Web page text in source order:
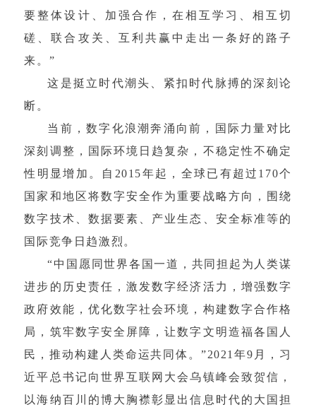
要整体设计、加强合作，在相互学习、相互切
磋、联合攻关、互利共赢中走出一条好的路子
来。”
这是挺立时代潮头、紧扣时代脉搏的深刻论
断。
当前，数字化浪潮奔涌向前，国际力量对比
深刻调整，国际环境日趋复杂，不稳定性不确定
性明显增加。自2015年起，全球已有超过170个
国家和地区将数字安全作为重要战略方向，围绕
数字技术、数据要素、产业生态、安全标准等的
国际竞争日趋激烈。
“中国愿同世界各国一道，共同担起为人类谋
进步的历史责任，激发数字经济活力，增强数字
政府效能，优化数字社会环境，构建数字合作格
局，筑牢数字安全屏障，让数字文明造福各国人
民，推动构建人类命运共同体。”2021年9月，习
近平总书记向世界互联网大会乌镇峰会致贺信，
以海纳百川的博大胸襟彰显出信息时代的大国担